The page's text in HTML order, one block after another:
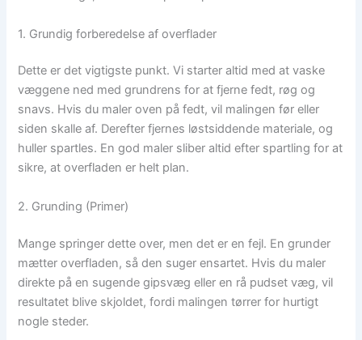
1. Grundig forberedelse af overflader
Dette er det vigtigste punkt. Vi starter altid med at vaske
væggene ned med grundrens for at fjerne fedt, røg og
snavs. Hvis du maler oven på fedt, vil malingen før eller
siden skalle af. Derefter fjernes løstsiddende materiale, og
huller spartles. En god maler sliber altid efter spartling for at
sikre, at overfladen er helt plan.
2. Grunding (Primer)
Mange springer dette over, men det er en fejl. En grunder
mætter overfladen, så den suger ensartet. Hvis du maler
direkte på en sugende gipsvæg eller en rå pudset væg, vil
resultatet blive skjoldet, fordi malingen tørrer for hurtigt
nogle steder.